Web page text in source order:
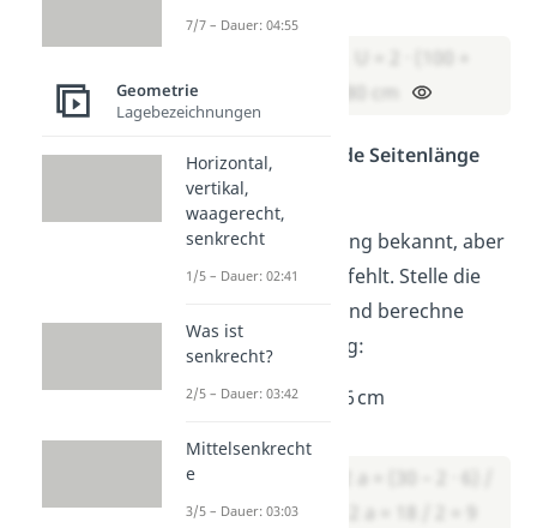
40) = 2 · 140 = 280 cm
Mittel — Fehlende Seitenlänge
berechnen
Hier ist der Umfang bekannt, aber
eine Seitenlänge fehlt. Stelle die
Formel erst um und berechne
dann den Umfang:
a) U = 30 cm, b = 6 cm
a = (U – 2 · b) / 2 a = (30 – 2 · 6) /
2 a = (30 – 12) / 2 a = 18 / 2 = 9
7/7 – Dauer: 04:55
Geometrie
Lagebezeichnungen
Horizontal,
vertikal,
waagerecht,
senkrecht
1/5 – Dauer: 02:41
Was ist
senkrecht?
2/5 – Dauer: 03:42
Mittelsenkrecht
e
3/5 – Dauer: 03:03